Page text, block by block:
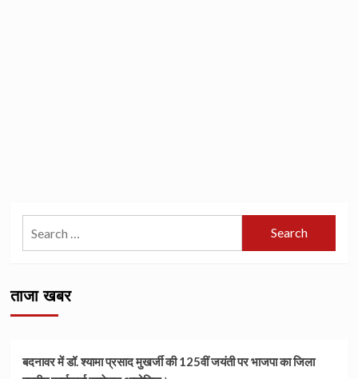
ताजा खबर
बदनावर में डॉ. श्यामा प्रसाद मुखर्जी की 125वीं जयंती पर भाजपा का जिला